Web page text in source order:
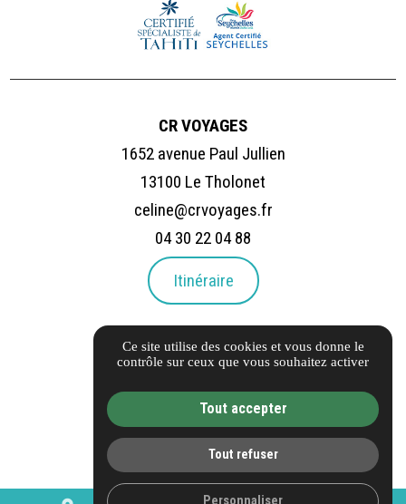
CR VOYAGES
1652 avenue Paul Jullien
13100 Le Tholonet
celine@crvoyages.fr
04 30 22 04 88
Itinéraire
LIENS UTILES
Carnet d'adresses
FAQ
Informations complémentaires
Mentions légales
Politique de confidentialité
Ce site utilise des cookies et vous donne le
contrôle sur ceux que vous souhaitez activer
Tout accepter
Tout refuser
Personnaliser